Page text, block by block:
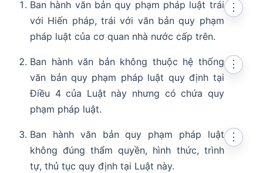
Ban hành văn bản quy phạm pháp luật trái
với Hiến pháp, trái với văn bản quy phạm
pháp luật của cơ quan nhà nước cấp trên.
⋮
Ban hành văn bản không thuộc hệ thống
văn bản quy phạm pháp luật quy định tại
Điều 4 của Luật này nhưng có chứa quy
phạm pháp luật.
⋮
Ban hành văn bản quy phạm pháp luật
không đúng thẩm quyền, hình thức, trình
tự, thủ tục quy định tại Luật này.
⋮